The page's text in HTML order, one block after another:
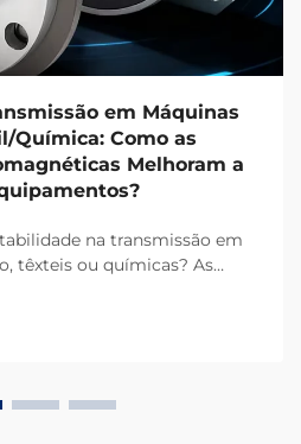
em Máquinas
Química: Como as
Melhoram a
na transmissão em
têxteis ou químicas? As
de amianto. Descubra